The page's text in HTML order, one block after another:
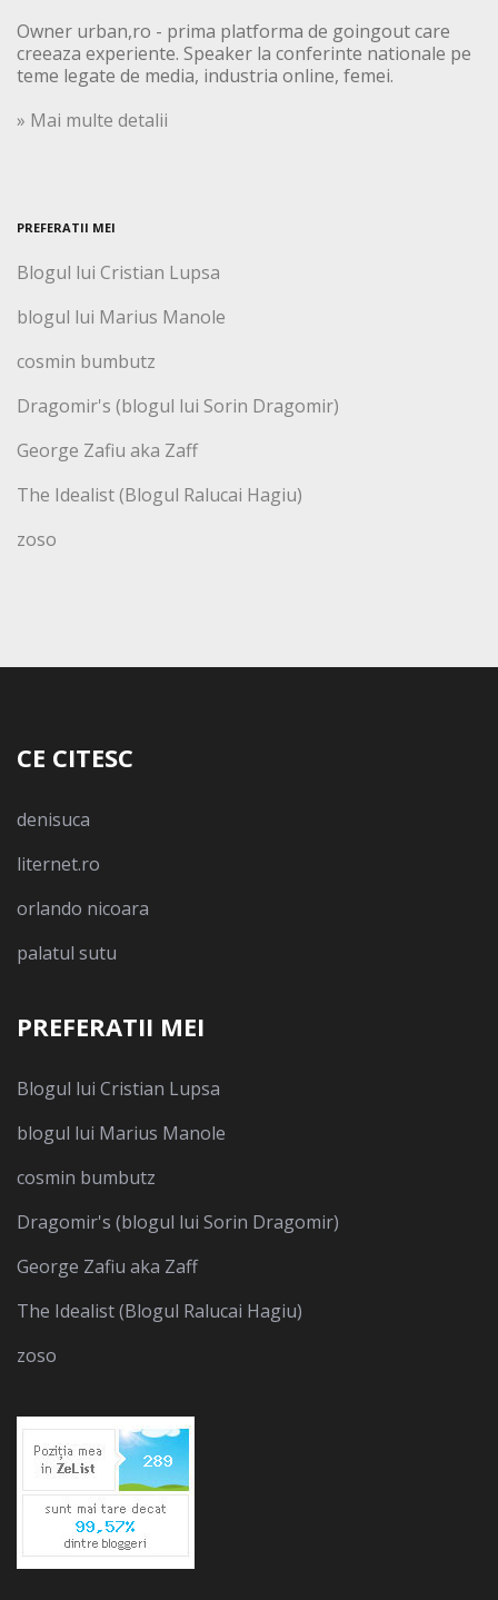
Owner urban,ro - prima platforma de goingout care
creeaza experiente. Speaker la conferinte nationale pe
teme legate de media, industria online, femei.
» Mai multe detalii
PREFERATII MEI
Blogul lui Cristian Lupsa
blogul lui Marius Manole
cosmin bumbutz
Dragomir's (blogul lui Sorin Dragomir)
George Zafiu aka Zaff
The Idealist (Blogul Ralucai Hagiu)
zoso
CE CITESC
denisuca
liternet.ro
orlando nicoara
palatul sutu
PREFERATII MEI
Blogul lui Cristian Lupsa
blogul lui Marius Manole
cosmin bumbutz
Dragomir's (blogul lui Sorin Dragomir)
George Zafiu aka Zaff
The Idealist (Blogul Ralucai Hagiu)
zoso